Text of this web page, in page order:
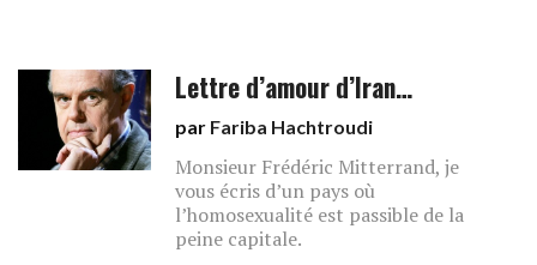
Lettre d’amour d’Iran…
par Fariba Hachtroudi
Monsieur Frédéric Mitterrand, je
vous écris d’un pays où
l’homosexualité est passible de la
peine capitale.